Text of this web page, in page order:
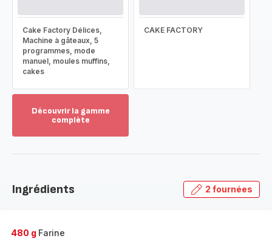
Cake Factory Délices,
Machine à gâteaux, 5
programmes, mode
manuel, moules muffins,
cakes
CAKE FACTORY
Découvrir la gamme
complète
gamme
Ingrédients 2 fournées
480 g Farine